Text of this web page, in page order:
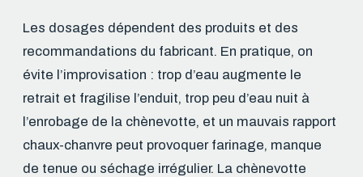
Les dosages dépendent des produits et des
recommandations du fabricant. En pratique, on
évite l’improvisation : trop d’eau augmente le
retrait et fragilise l’enduit, trop peu d’eau nuit à
l’enrobage de la chènevotte, et un mauvais rapport
chaux-chanvre peut provoquer farinage, manque
de tenue ou séchage irrégulier. La chènevotte